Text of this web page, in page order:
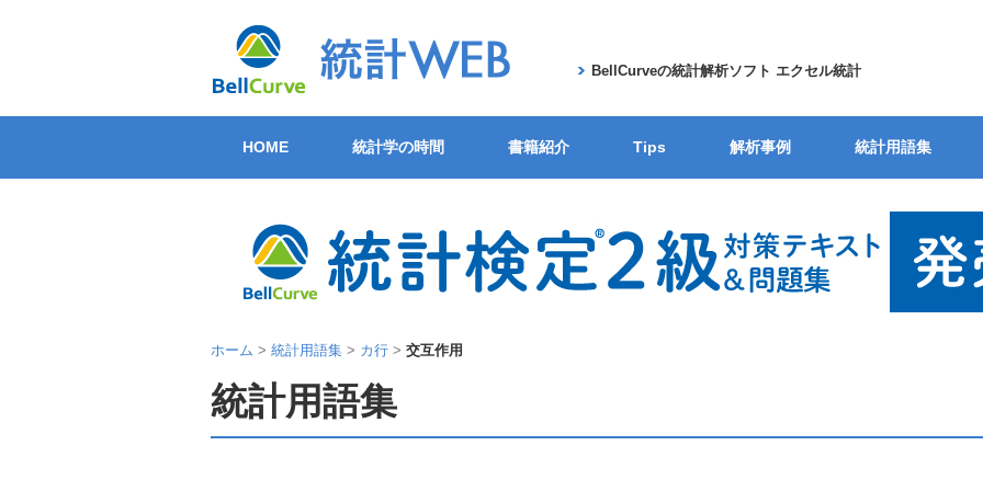
BellCurveの統計解析ソフト エクセル統計
HOME 統計学の時間 書籍紹介 Tips 解析事例 統計用語集
ホーム > 統計用語集 > カ行 > 交互作用
統計用語集